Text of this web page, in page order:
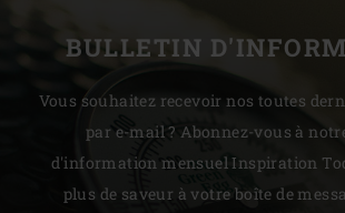
BULLETIN
Vous souhaitez recevoir nos toutes
par e-mail ? Abonnez-vous à
d'information mensuel Inspiration
plus de saveur à votre boîte de